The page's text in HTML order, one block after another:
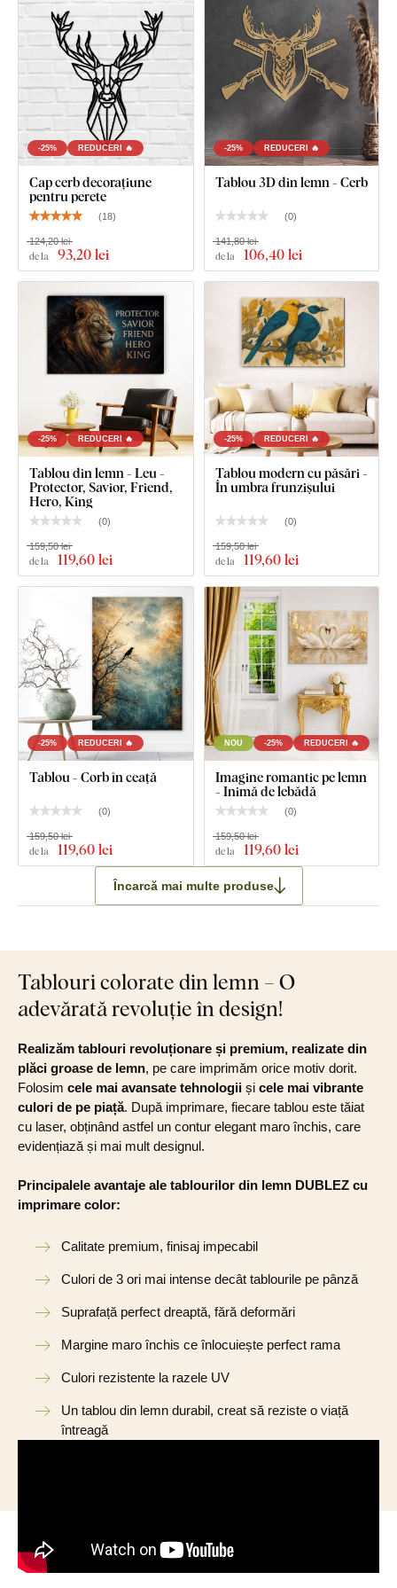
-25% REDUCERI 🔥
Cap cerb decorațiune
pentru perete
(18)
de la 93,20 lei
124,20 lei
-25% REDUCERI 🔥
Tablou 3D din lemn - Cerb
(0)
de la 106,40 lei
141,80 lei
-25% REDUCERI 🔥
Tablou din lemn - Leu -
Protector, Savior, Friend,
Hero, King
(0)
de la 119,60 lei
159,50 lei
-25% REDUCERI 🔥
Tablou modern cu păsări -
În umbra frunzișului
(0)
de la 119,60 lei
159,50 lei
-25% REDUCERI 🔥
Tablou - Corb în ceață
(0)
de la 119,60 lei
159,50 lei
NOU -25% REDUCERI 🔥
Imagine romantic pe lemn
- Inimă de lebădă
(0)
de la 119,60 lei
159,50 lei
Încarcă mai multe produse
Tablouri colorate din lemn – O
adevărată revoluție în design!
Realizăm tablouri revoluționare și premium, realizate din
plăci groase de lemn, pe care imprimăm orice motiv dorit.
Folosim cele mai avansate tehnologii și cele mai vibrante
culori de pe piață. După imprimare, fiecare tablou este tăiat
cu laser, obținând astfel un contur elegant maro închis, care
evidențiază și mai mult designul.
Principalele avantaje ale tablourilor din lemn DUBLEZ cu
imprimare color:
Calitate premium, finisaj impecabil
Culori de 3 ori mai intense decât tablourile pe pânză
Suprafață perfect dreaptă, fără deformări
Margine maro închis ce înlocuiește perfect rama
Culori rezistente la razele UV
Un tablou din lemn durabil, creat să reziste o viață
întreagă